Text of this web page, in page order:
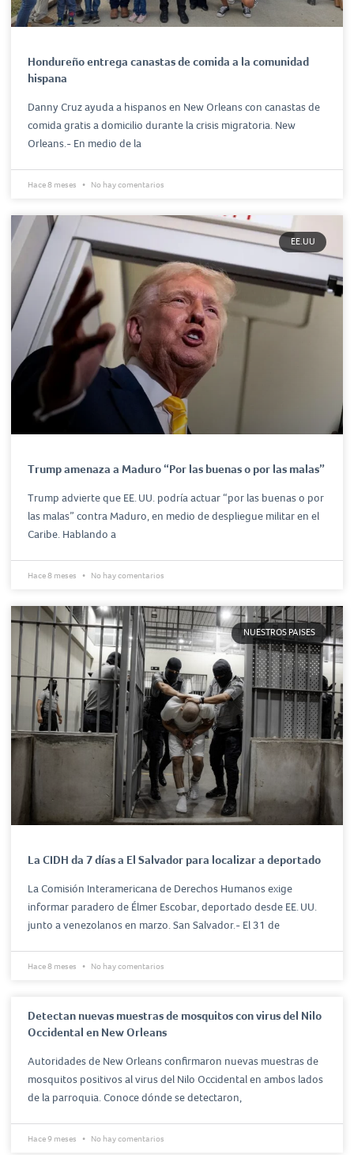
Hondureño entrega canastas de comida a la comunidad
hispana
Danny Cruz ayuda a hispanos en New Orleans con canastas de
comida gratis a domicilio durante la crisis migratoria. New
Orleans.- En medio de la
Hace 8 meses No hay comentarios
EE.UU
Trump amenaza a Maduro “Por las buenas o por las malas”
Trump advierte que EE. UU. podría actuar “por las buenas o por
las malas” contra Maduro, en medio de despliegue militar en el
Caribe. Hablando a
Hace 8 meses No hay comentarios
NUESTROS PAISES
La CIDH da 7 días a El Salvador para localizar a deportado
La Comisión Interamericana de Derechos Humanos exige
informar paradero de Élmer Escobar, deportado desde EE. UU.
junto a venezolanos en marzo. San Salvador.- El 31 de
Hace 8 meses No hay comentarios
Detectan nuevas muestras de mosquitos con virus del Nilo
Occidental en New Orleans
Autoridades de New Orleans confirmaron nuevas muestras de
mosquitos positivos al virus del Nilo Occidental en ambos lados
de la parroquia. Conoce dónde se detectaron,
Hace 9 meses No hay comentarios